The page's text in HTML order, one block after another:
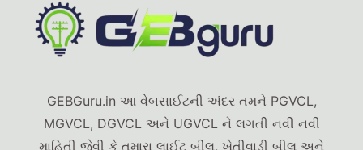
GEBGuru.in આ વેબસાઈટની અંદર તમને PGVCL,
MGVCL, DGVCL અને UGVCL ને લગતી નવી નવી
માહિતી જેવી કે તમારા લાઈટ બીલ, ખેતીવાડી બીલ અને